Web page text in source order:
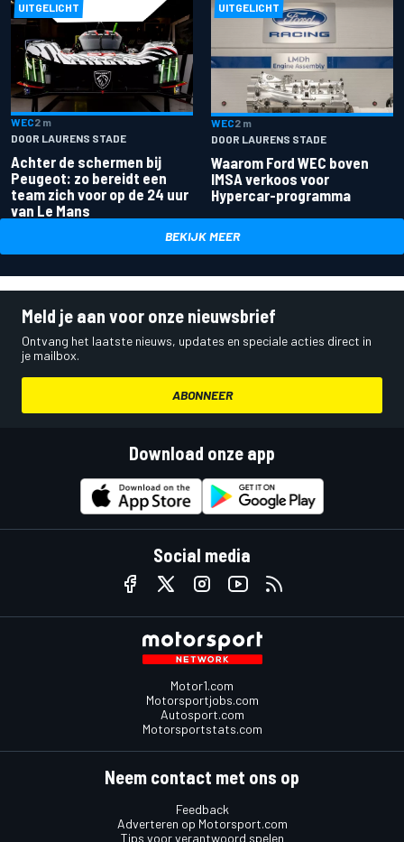
UITGELICHT
WEC2 m
DOOR LAURENS STADE
Achter de schermen bij
Peugeot: zo bereidt een
team zich voor op de 24 uur
van Le Mans
UITGELICHT
WEC2 m
DOOR LAURENS STADE
Waarom Ford WEC boven
IMSA verkoos voor
Hypercar-programma
BEKIJK MEER
Meld je aan voor onze nieuwsbrief
Ontvang het laatste nieuws, updates en speciale acties direct in
je mailbox.
ABONNEER
Download onze app
Social media
Motor1.com
Motorsportjobs.com
Autosport.com
Motorsportstats.com
Neem contact met ons op
Feedback
Adverteren op Motorsport.com
Tips voor verantwoord spelen